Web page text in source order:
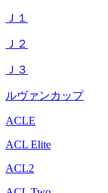
Ｊ１
Ｊ２
Ｊ３
ルヴァンカップ
ACLE
ACL Elite
ACL2